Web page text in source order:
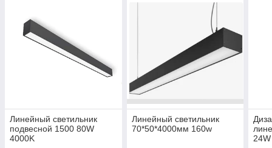
Линейный светильник
подвесной 1500 80W
4000K
Линейный светильник
70*50*4000мм 160w